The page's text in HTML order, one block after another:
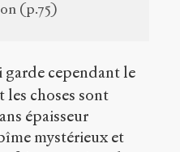
(p.75)
cependant le
les choses sont
épaisseur
mystérieux et